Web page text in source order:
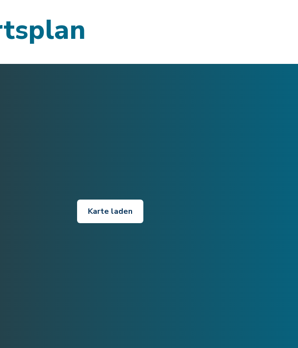
Karte laden